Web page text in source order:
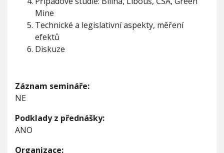
Mine
Technické a legislativní aspekty, měření
efektů
Diskuze
Záznam semináře:
NE
Podklady z přednášky:
ANO
Organizace: